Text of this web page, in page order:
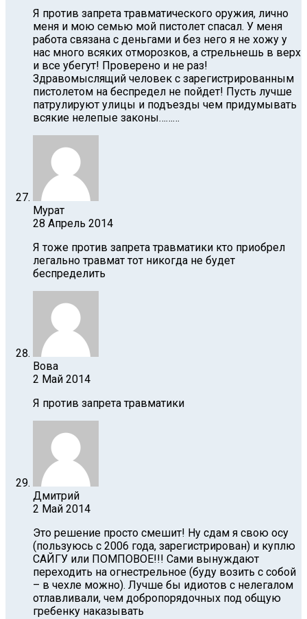
Я против запрета травматического оружия, лично
меня и мою семью мой пистолет спасал. У меня
работа связана с деньгами и без него я не хожу у
нас много всяких отморозков, а стрельнешь в верх
и все убегут! Проверено и не раз!
Здравомыслящий человек с зарегистрированным
пистолетом на беспредел не пойдет! Пусть лучше
патрулируют улицы и подъезды чем придумывать
всякие нелепые законы………
Мурат
28 Апрель 2014
Я тоже против запрета травматики кто приобрел
легально травмат тот никогда не будет
беспределить
Вова
2 Май 2014
Я против запрета травматики
Дмитрий
2 Май 2014
Это решение просто смешит! Ну cдам я свою осу
(пользуюсь с 2006 года, зарегистрирован) и куплю
САЙГУ или ПОМПОВОЕ!!! Сами вынуждают
переходить на огнестрельное (буду возить с собой
– в чехле можно). Лучше бы идиотов с нелегалом
отлавливали, чем добропорядочных под общую
гребенку наказывать